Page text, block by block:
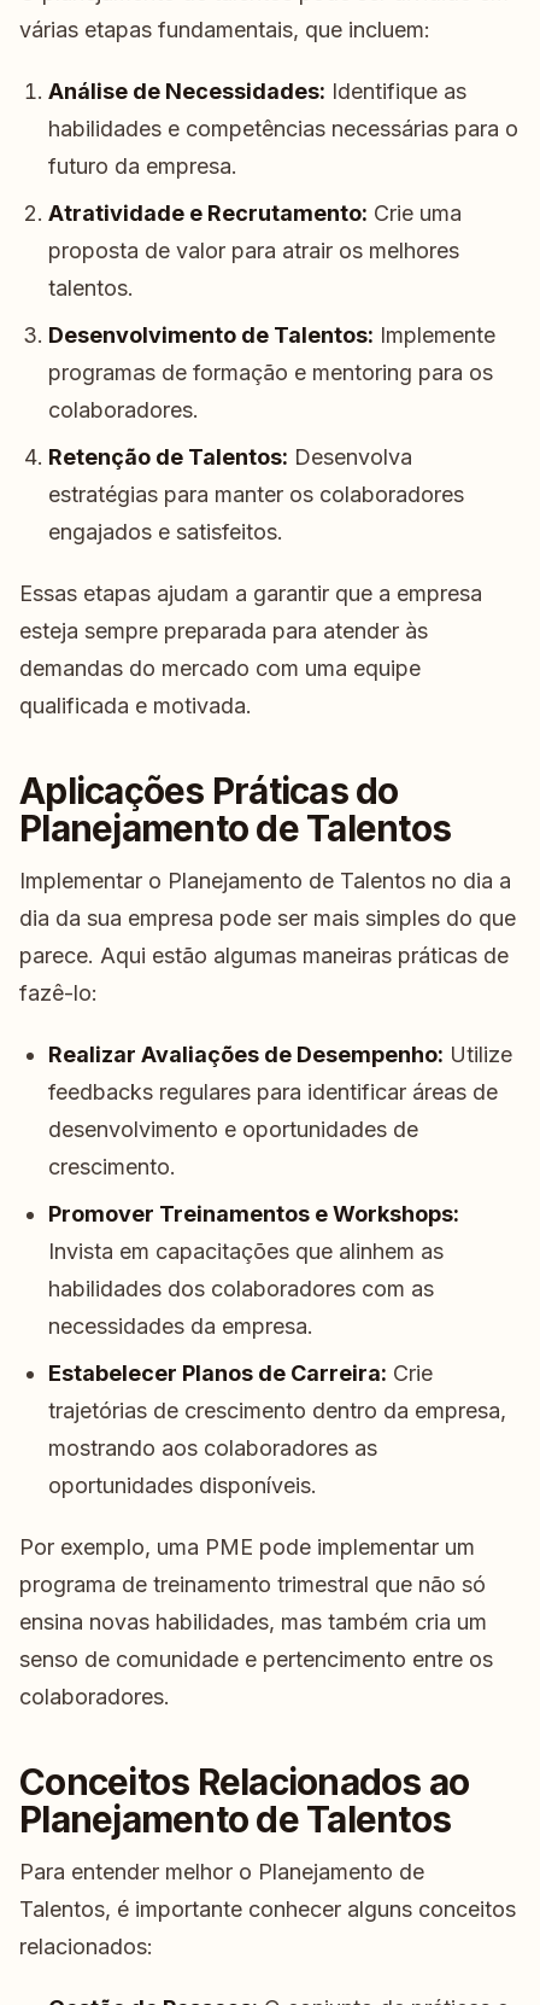
várias etapas fundamentais, que incluem:
Análise de Necessidades: Identifique as
habilidades e competências necessárias para o
futuro da empresa.
Atratividade e Recrutamento: Crie uma
proposta de valor para atrair os melhores
talentos.
Desenvolvimento de Talentos: Implemente
programas de formação e mentoring para os
colaboradores.
Retenção de Talentos: Desenvolva
estratégias para manter os colaboradores
engajados e satisfeitos.
Essas etapas ajudam a garantir que a empresa
esteja sempre preparada para atender às
demandas do mercado com uma equipe
qualificada e motivada.
Aplicações Práticas do
Planejamento de Talentos
Implementar o Planejamento de Talentos no dia a
dia da sua empresa pode ser mais simples do que
parece. Aqui estão algumas maneiras práticas de
fazê-lo:
Realizar Avaliações de Desempenho: Utilize
feedbacks regulares para identificar áreas de
desenvolvimento e oportunidades de
crescimento.
Promover Treinamentos e Workshops:
Invista em capacitações que alinhem as
habilidades dos colaboradores com as
necessidades da empresa.
Estabelecer Planos de Carreira: Crie
trajetórias de crescimento dentro da empresa,
mostrando aos colaboradores as
oportunidades disponíveis.
Por exemplo, uma PME pode implementar um
programa de treinamento trimestral que não só
ensina novas habilidades, mas também cria um
senso de comunidade e pertencimento entre os
colaboradores.
Conceitos Relacionados ao
Planejamento de Talentos
Para entender melhor o Planejamento de
Talentos, é importante conhecer alguns conceitos
relacionados: